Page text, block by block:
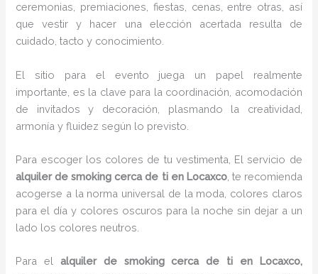
ceremonias, premiaciones, fiestas, cenas, entre otras, así
que vestir y hacer una elección acertada resulta de
cuidado, tacto y conocimiento.
El sitio para el evento juega un papel realmente
importante, es la clave para la coordinación, acomodación
de invitados y decoración, plasmando la creatividad,
armonía y fluidez según lo previsto.
Para escoger los colores de tu vestimenta, El servicio de
alquiler de smoking cerca de ti en Locaxco, te recomienda
acogerse a la norma universal de la moda, colores claros
para el día y colores oscuros para la noche sin dejar a un
lado los colores neutros.
Para elalquiler de smoking cerca de ti
en Locaxco,